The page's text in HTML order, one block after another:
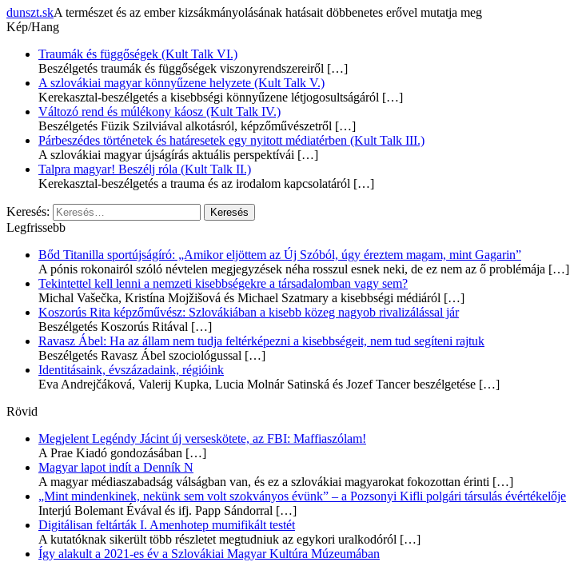
dunszt.skA természet és az ember kizsákmányolásának hatásait döbbenetes erővel mutatja meg
Kép/Hang
Traumák és függőségek (Kult Talk VI.)
Beszélgetés traumák és függőségek viszonyrendszereiről […]
A szlovákiai magyar könnyűzene helyzete (Kult Talk V.)
Kerekasztal-beszélgetés a kisebbségi könnyűzene létjogosultságáról […]
Változó rend és múlékony káosz (Kult Talk IV.)
Beszélgetés Füzik Szilviával alkotásról, képzőművészetről […]
Párbeszédes történetek és határesetek egy nyitott médiatérben (Kult Talk III.)
A szlovákiai magyar újságírás aktuális perspektívái […]
Talpra magyar! Beszélj róla (Kult Talk II.)
Kerekasztal-beszélgetés a trauma és az irodalom kapcsolatáról […]
Keresés:
Legfrissebb
Bőd Titanilla sportújságíró: „Amikor eljöttem az Új Szóból, úgy éreztem magam, mint Gagarin”
A pónis rokonairól szóló névtelen megjegyzések néha rosszul esnek neki, de ez nem az ő problémája […]
Tekintettel kell lenni a nemzeti kisebbségekre a társadalomban vagy sem?
Michal Vašečka, Kristína Mojžišová és Michael Szatmary a kisebbségi médiáról […]
Koszorús Rita képzőművész: Szlovákiában a kisebb közeg nagyob rivalizálással jár
Beszélgetés Koszorús Ritával […]
Ravasz Ábel: Ha az állam nem tudja feltérképezni a kisebbségeit, nem tud segíteni rajtuk
Beszélgetés Ravasz Ábel szociológussal […]
Identitásaink, évszázadaink, régióink
Eva Andrejčáková, Valerij Kupka, Lucia Molnár Satinská és Jozef Tancer beszélgetése […]
Rövid
Megjelent Legéndy Jácint új verseskötete, az FBI: Maffiaszólam!
A Prae Kiadó gondozásában […]
Magyar lapot indít a Denník N
A magyar médiaszabadság válságban van, és ez a szlovákiai magyarokat fokozottan érinti […]
„Mint mindenkinek, nekünk sem volt szokványos évünk” – a Pozsonyi Kifli polgári társulás évértékelője
Interjú Bolemant Évával és ifj. Papp Sándorral […]
Digitálisan feltárták I. Amenhotep mumifikált testét
A kutatóknak sikerült több részletet megtudniuk az egykori uralkodóról […]
Így alakult a 2021-es év a Szlovákiai Magyar Kultúra Múzeumában